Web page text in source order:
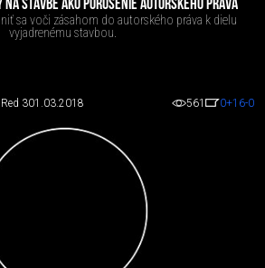
STAVBE AKO PORUŠENIE AUTORSKÉHO PRÁVA
sa voči zásahom do autorského práva k dielu
vyjadrenému stavbou.
Red 301.03.2018 561 0+16-0